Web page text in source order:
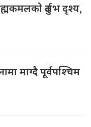
दुर्लभ दृश्य,
माग्दै पूर्वपश्चिम